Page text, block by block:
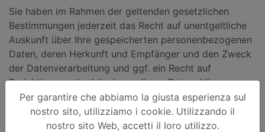
Sie haben im Rahmen der geltenden gesetzlichen
Bestimmungen jederzeit das Recht auf unentgeltliche
Auskunft über Ihre gespeicherten personenbezogenen
Daten, deren Herkunft und Empfänger und den Zweck
der Datenverarbeitung und ggf. ein Recht auf
Berichtigung oder Löschung dieser Daten. Hierzu
sowie zu weiteren Fragen zum Thema
personenbezogene Daten können Sie sich jederzeit an
uns wenden.
Per garantire che abbiamo la giusta esperienza sul
nostro sito, utilizziamo i cookie. Utilizzando il
nostro sito Web, accetti il loro utilizzo.